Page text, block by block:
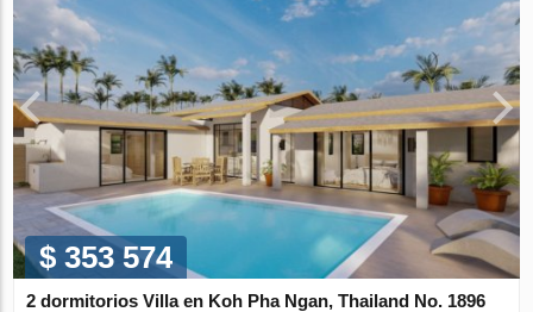
$ 353 574
2 dormitorios Villa en Koh Pha Ngan, Thailand No. 1896